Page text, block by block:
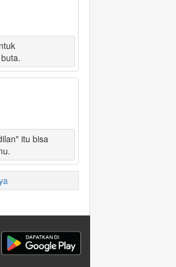
itu bisa